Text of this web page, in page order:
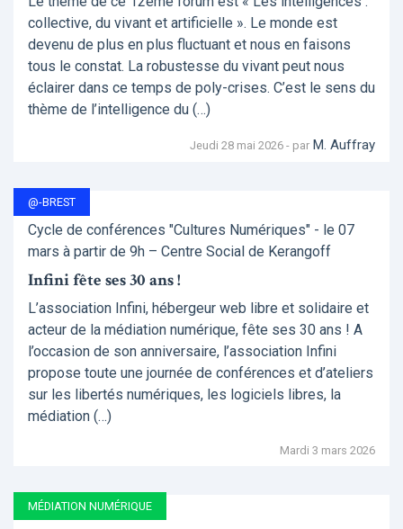
collective, du vivant et artificielle ». Le monde est
devenu de plus en plus fluctuant et nous en faisons
tous le constat. La robustesse du vivant peut nous
éclairer dans ce temps de poly-crises. C’est le sens du
thème de l’intelligence du (…)
Jeudi 28 mai 2026 - par M. Auffray
@-BREST
Cycle de conférences "Cultures Numériques" - le 07
mars à partir de 9h – Centre Social de Kerangoff
Infini fête ses 30 ans !
L’association Infini, hébergeur web libre et solidaire et
acteur de la médiation numérique, fête ses 30 ans ! A
l’occasion de son anniversaire, l’association Infini
propose toute une journée de conférences et d’ateliers
sur les libertés numériques, les logiciels libres, la
médiation (…)
Mardi 3 mars 2026
MÉDIATION NUMÉRIQUE